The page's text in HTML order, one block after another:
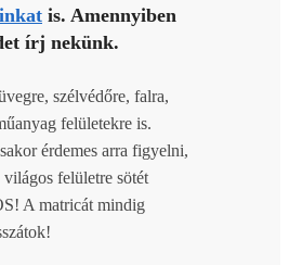
is. Amennyiben
írj nekünk.
szélvédőre, falra,
felületekre is.
érdemes arra figyelni,
felületre sötét
A matricát mindig